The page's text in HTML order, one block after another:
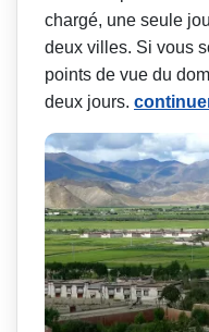
chargé, une seule
deux villes. Si vous
points de vue du
deux jours.